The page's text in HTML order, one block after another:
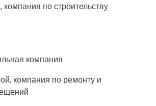
по строительству
компания
компания по ремонту и